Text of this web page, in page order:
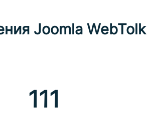
Joomla WebTolk
111